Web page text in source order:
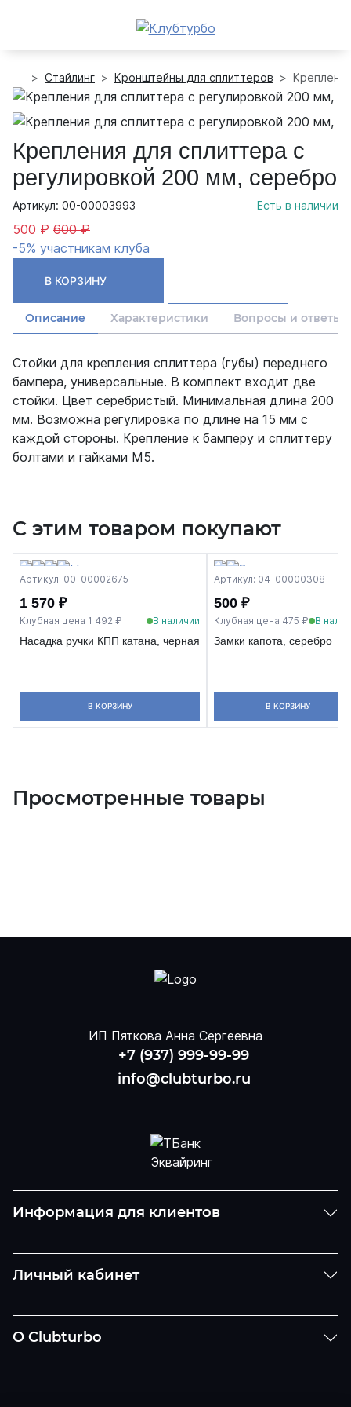
Стайлинг Кронштейны для сплиттеров
Крепления для сплиттера с
регулировкой 200 мм, серебро
Артикул: 00-00003993 Есть в наличии
500 ₽ 600 ₽
-5% участникам клуба
В КОРЗИНУ
Описание Характеристики Вопросы и ответы
Стойки для крепления сплиттера (губы) переднего
бампера, универсальные. В комплект входит две
стойки. Цвет серебристый. Минимальная длина 200
мм. Возможна регулировка по длине на 15 мм с
каждой стороны. Крепление к бамперу и сплиттеру
болтами и гайками М5.
С этим товаром покупают
Артикул: 00-00002675
1 570 ₽
Клубная цена 1 492 ₽ В наличии
Насадка ручки КПП катана, черная
В КОРЗИНУ
Артикул: 04-00000308
500 ₽
Клубная цена 475 ₽ В
Замки капота, серебро
В КОРЗИНУ
Просмотренные товары
ИП Пяткова Анна Сергеевна
+7 (937) 999-99-99
info@clubturbo.ru
Информация для клиентов
Личный кабинет
О Clubturbo